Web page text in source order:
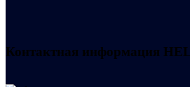
Контактная информация